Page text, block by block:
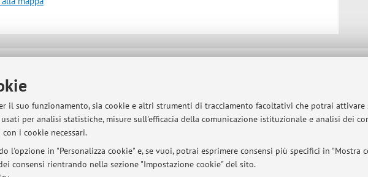
il suo funzionamento, sia cookie e altri strumenti di tracciamento facoltativi che potrai
per analisi statistiche, misure sull'efficacia della comunicazione istituzionale e analisi dei
i cookie necessari.
l'opzione in "Personalizza cookie" e, se vuoi, potrai esprimere consensi più specifici in "Mostra
consensi rientrando nella sezione "Impostazione cookie" del sito.